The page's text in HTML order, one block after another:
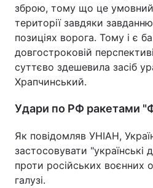
зброю, тому що це умовний
території завдяки
позиціях ворога. Тому і є
довгостроковій
суттєво здешевила засіб
Храпчинський.
Удари по РФ ракетами
Як повідомляв УНІАН,
застосовувати "українські
проти російських воєнних
галузі.